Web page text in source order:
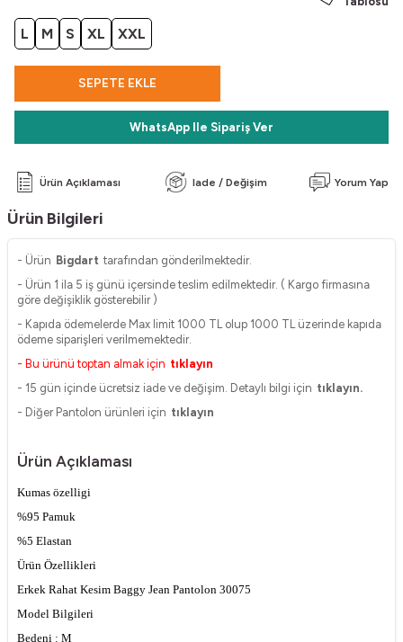
L M S XL XXL
SEPETE EKLE
WhatsApp Ile Sipariş Ver
Ürün Açıklaması Iade / Değişim Yorum Yap
Ürün Bilgileri
- Ürün Bigdart tarafından gönderilmektedir.
- Ürün 1 ila 5 iş günü içersinde teslim edilmektedir. ( Kargo firmasına
göre değişiklik gösterebilir )
- Kapıda ödemelerde Max limit 1000 TL olup 1000 TL üzerinde kapıda
ödeme siparişleri verilmemektedir.
- Bu ürünü toptan almak için tıklayın
- 15 gün içinde ücretsiz iade ve değişim. Detaylı bilgi için tıklayın.
- Diğer Pantolon ürünleri için tıklayın
Ürün Açıklaması
Kumas özelligi
%95 Pamuk
%5 Elastan
Ürün Özellikleri
Erkek Rahat Kesim Baggy Jean Pantolon 30075
Model Bilgileri
Bedeni : M